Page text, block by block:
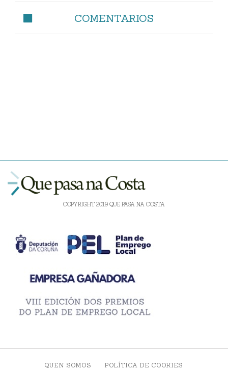
COMENTARIOS
COPYRIGHT 2019 QUE PASA NA COSTA
QUEN SOMOS POLÍTICA DE COOKIES